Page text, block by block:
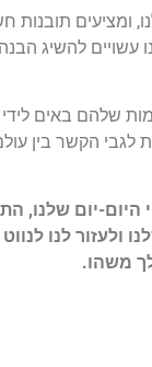
ומציעים תובנות
עשויים להשיג
שלהם באים לידי
הקשר בין
יום שלנו,
ולעזור לנו
משהו.